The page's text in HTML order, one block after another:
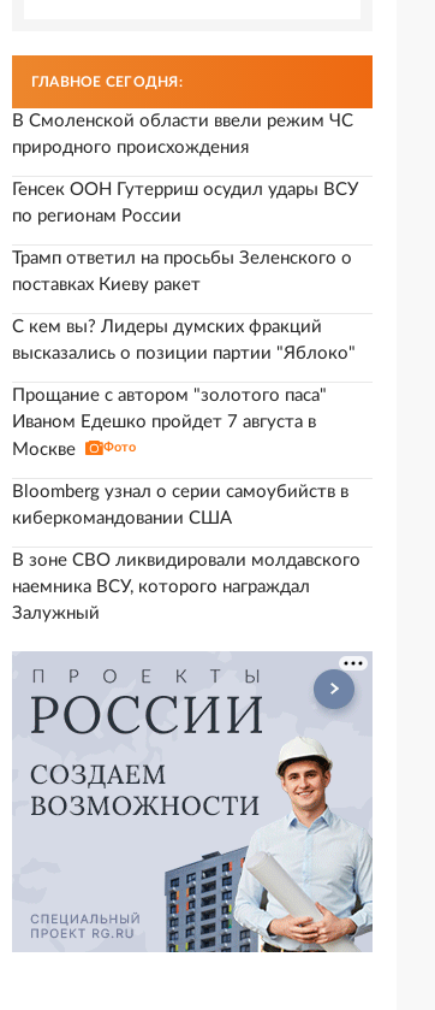
ГЛАВНОЕ СЕГОДНЯ:
В Смоленской области ввели режим ЧС
природного происхождения
Генсек ООН Гутерриш осудил удары ВСУ
по регионам России
Трамп ответил на просьбы Зеленского о
поставках Киеву ракет
С кем вы? Лидеры думских фракций
высказались о позиции партии "Яблоко"
Прощание с автором "золотого паса"
Иваном Едешко пройдет 7 августа в
Москве
Фото
Bloomberg узнал о серии самоубийств в
киберкомандовании США
В зоне СВО ликвидировали молдавского
наемника ВСУ, которого награждал
Залужный